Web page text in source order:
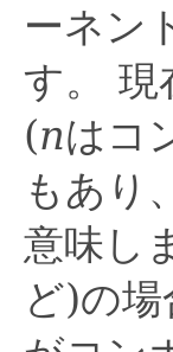
ーネン
す。
現
(nはコ
もあり
意味し
ど)の